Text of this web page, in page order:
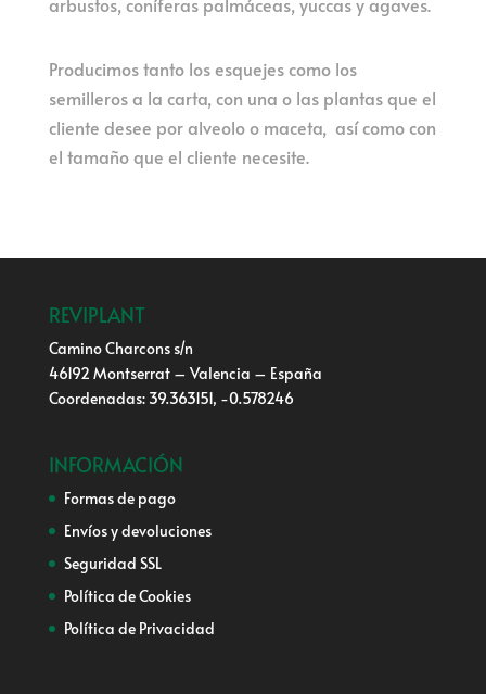
Producimos tanto los esquejes como los
semilleros a la carta, con una o las plantas que el
cliente desee por alveolo o maceta, así como con
el tamaño que el cliente necesite.
REVIPLANT
Camino Charcons s/n
46192 Montserrat – Valencia – España
Coordenadas: 39.363151, -0.578246
INFORMACIÓN
Formas de pago
Envíos y devoluciones
Seguridad SSL
Política de Cookies
Política de Privacidad